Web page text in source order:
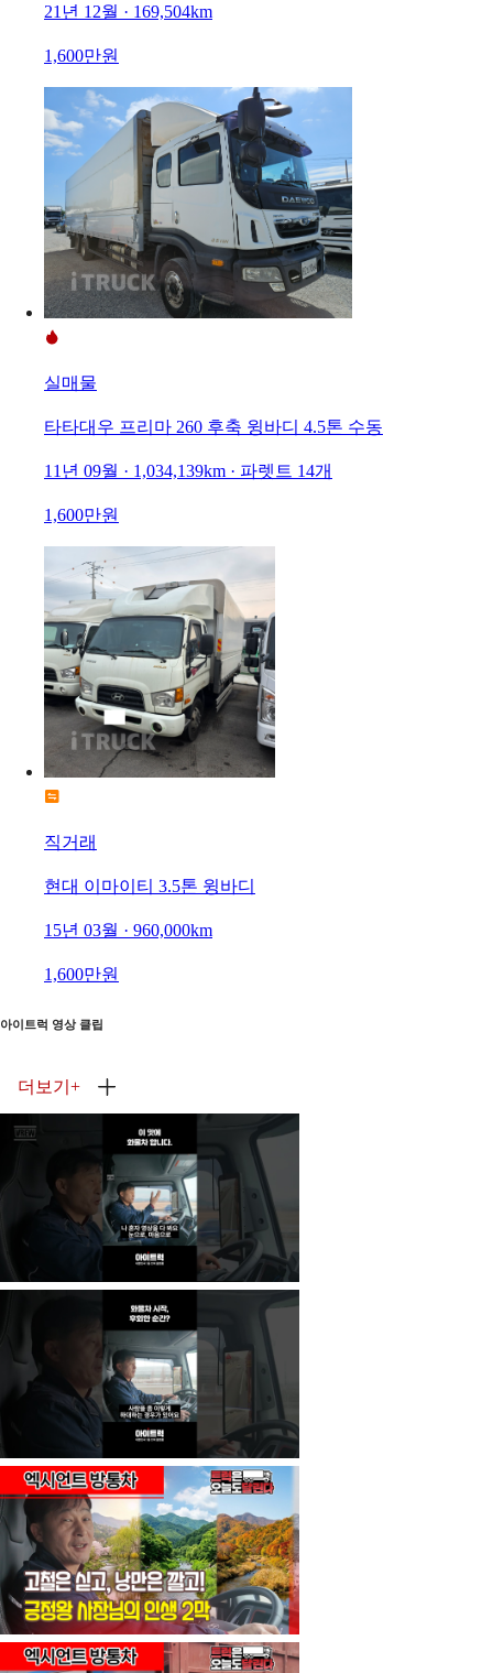
21년 12월 · 169,504km
1,600만원
실매물
타타대우 프리마 260 후축 윙바디 4.5톤 수동
11년 09월 · 1,034,139km · 파렛트 14개
1,600만원
직거래
현대 이마이티 3.5톤 윙바디
15년 03월 · 960,000km
1,600만원
아이트럭 영상 클립
더보기 +